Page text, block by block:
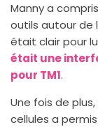
Manny a
outils autour de
était clair pour
était une
pour TM1.
Une fois de
cellules a